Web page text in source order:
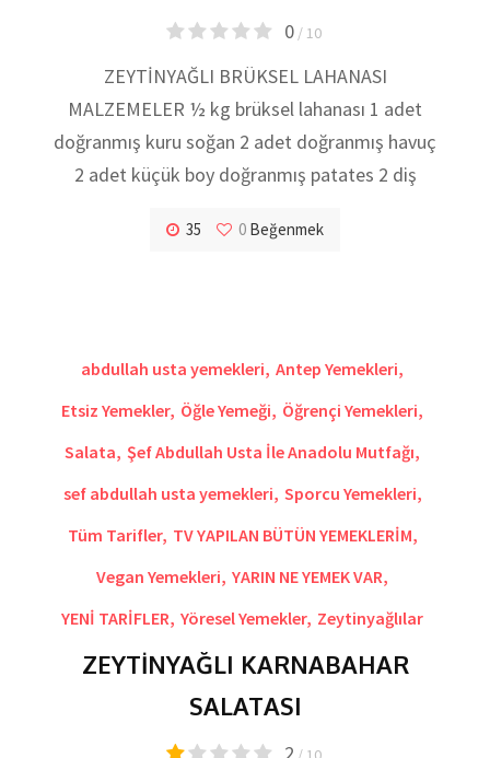
0/ 10
ZEYTİNYAĞLI BRÜKSEL LAHANASI
MALZEMELER ½ kg brüksel lahanası 1 adet
doğranmış kuru soğan 2 adet doğranmış havuç
2 adet küçük boy doğranmış patates 2 diş
35 0 Beğenmek
abdullah usta yemekleri, Antep Yemekleri,
Etsiz Yemekler, Öğle Yemeği, Öğrençi Yemekleri,
Salata, Şef Abdullah Usta İle Anadolu Mutfağı,
sef abdullah usta yemekleri, Sporcu Yemekleri,
Tüm Tarifler, TV YAPILAN BÜTÜN YEMEKLERİM,
Vegan Yemekleri, YARIN NE YEMEK VAR,
YENİ TARİFLER, Yöresel Yemekler, Zeytinyağlılar
ZEYTİNYAĞLI KARNABAHAR
SALATASI